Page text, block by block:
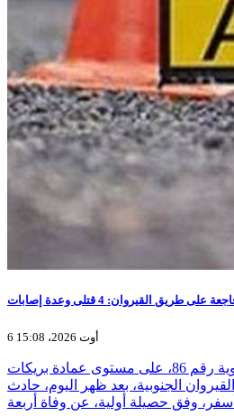
القيروان: 4 قتلى وعدة إصابات
6 أوت 2026، 15:08
شهدت الطريق الجهوية رقم 86، على مستوى عمادة بريكات
الجنوبية، بعد ظهر اليوم، حادث